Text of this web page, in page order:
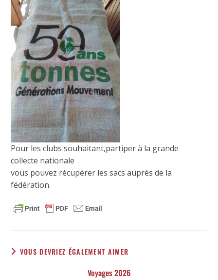
Pour les clubs souhaitant,partiper à la grande
collecte nationale
vous pouvez récupérer les sacs auprés de la
fédération.
VOUS DEVRIEZ ÉGALEMENT AIMER
Voyages 2026